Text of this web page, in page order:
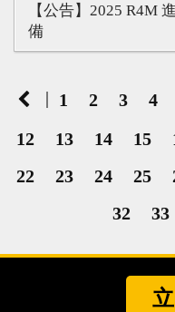
【公告】2025 R4M
備
| 1 2 3 4
12
13 14 15
22
23 24 25
32
33